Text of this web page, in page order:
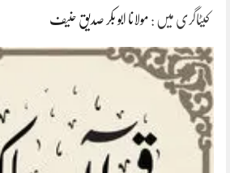
کیٹاگری میں : مولانا ابو بکر صدیق حنیف